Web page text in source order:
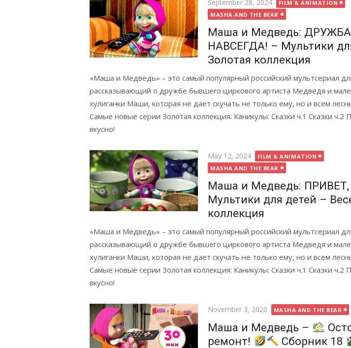
on
September 28, 2024
FILM & ANIMATION
MASHA AND THE BEAR
Маша и Медведь: ДРУЖБА
НАВСЕГДА! – Мультики
Золотая коллекция
«Маша и Медведь» – это самый популярный российский мультсериал
рассказывающий о дружбе бывшего циркового артиста Медведя и
хулиганки Маши, которая не дает скучать не только ему, но и всем
Самые новые серии Золотая коллекция: Каникулы: Сказки ч.1 Сказки
вкусно!
Posted
on
May 12, 2024
FILM & ANIMATION
MASHA AND THE BEAR
Маша и Медведь:
Мультики для детей –
коллекция
«Маша и Медведь» – это самый популярный российский мультсериал
рассказывающий о дружбе бывшего циркового артиста Медведя и
хулиганки Маши, которая не дает скучать не только ему, но и всем
Самые новые серии Золотая коллекция: Каникулы: Сказки ч.1 Сказки
вкусно!
Posted
November 3, 2020 MASHA AND THE BEAR
Маша и Медведь –
ремонт!
Сборник 18